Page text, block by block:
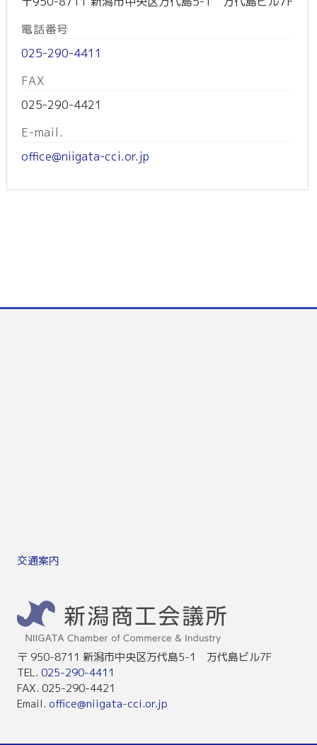
電話番号
025-290-4411
FAX
025-290-4421
E-mail.
office@niigata-cci.or.jp
交通案内
〒 950-8711 新潟市中央区万代島5-1 万代島ビル7F
TEL. 025-290-4411
FAX. 025-290-4421
Email. office@niigata-cci.or.jp